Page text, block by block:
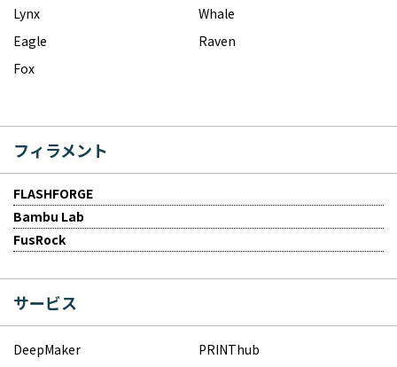
Lynx
Whale
Eagle
Raven
Fox
フィラメント
FLASHFORGE
Bambu Lab
FusRock
サービス
DeepMaker
PRINThub